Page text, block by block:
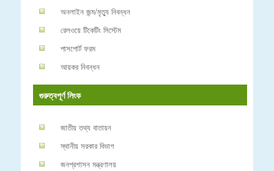
অনলাইন জন্ম/মৃত্যু নিবন্ধন
রেলওয়ে টিকেটিং সিস্টেম
পাসপোর্ট ফরম
আয়কর নিবন্ধন
গুরুত্বপূর্ণ লিংক
জাতীয় তথ্য বাতায়ন
স্থানীয় সরকার বিভাগ
জনপ্রশাসন মন্ত্রণালয়